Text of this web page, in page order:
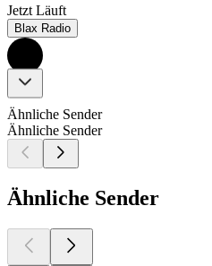
Jetzt Läuft
Blax Radio
Ähnliche Sender
Ähnliche Sender
Ähnliche Sender